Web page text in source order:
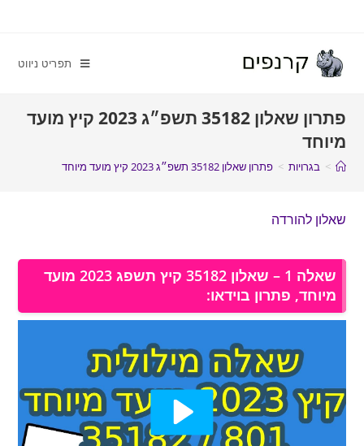
תפריט ניווט
פתרון שאלון 35182 תשפ״ג 2023 קיץ מועד
מיוחד
> בגרויות > פתרון שאלון 35182 תשפ״ג 2023 קיץ מועד מיוחד
שאלון להורדה
שאלה 1 – שאלון 35182 קיץ תשפג 2023 מועד
מיוחד, פתרון בוידאו: